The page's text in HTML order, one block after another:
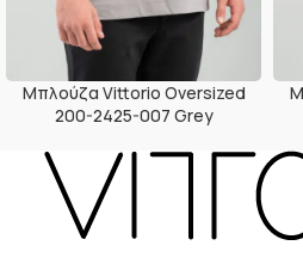
Μπλούζα Vittorio Oversized
200-2425-007 Grey